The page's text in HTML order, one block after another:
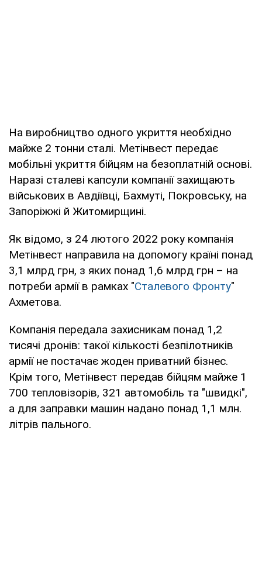
На виробництво одного укриття необхідно
майже 2 тонни сталі. Метінвест передає
мобільні укриття бійцям на безоплатній основі.
Наразі сталеві капсули компанії захищають
військових в Авдіївці, Бахмуті, Покровську, на
Запоріжжі й Житомирщині.
Як відомо, з 24 лютого 2022 року компанія
Метінвест направила на допомогу країні понад
3,1 млрд грн, з яких понад 1,6 млрд грн – на
потреби армії в рамках "Сталевого Фронту"
Ахметова.
Компанія передала захисникам понад 1,2
тисячі дронів: такої кількості безпілотників
армії не постачає жоден приватний бізнес.
Крім того, Метінвест передав бійцям майже 1
700 тепловізорів, 321 автомобіль та "швидкі",
а для заправки машин надано понад 1,1 млн.
літрів пального.